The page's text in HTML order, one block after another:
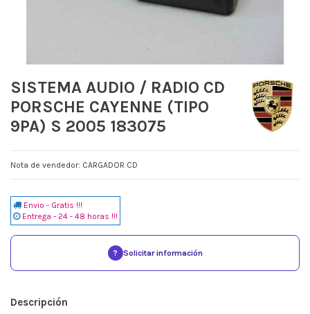
SISTEMA AUDIO / RADIO CD
PORSCHE CAYENNE (TIPO
9PA) S 2005 183075
Nota de vendedor: CARGADOR CD
Envio - Gratis !!!
Entrega - 24 - 48 horas !!!
? Solicitar información
Descripción